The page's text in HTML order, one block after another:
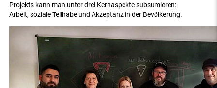
Projekts kann man unter drei Kernaspekte subsumieren:
Arbeit, soziale Teilhabe und Akzeptanz in der Bevölkerung.